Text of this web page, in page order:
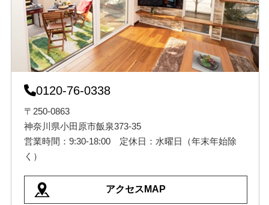
0120-76-0338
〒250-0863
神奈川県小田原市飯泉373-35
営業時間：9:30-18:00 定休日：水曜日（年末年始除
く）
アクセスMAP